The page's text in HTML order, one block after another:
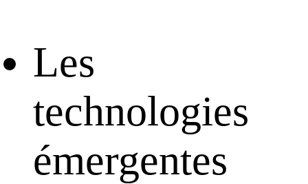
Les
technologies
émergentes